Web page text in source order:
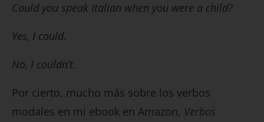
Could you speak Italian when you were a child?
Yes, I could.
No, I couldn’t.
Por cierto, mucho más sobre los verbos
modales en mi ebook en Amazon, Verbos